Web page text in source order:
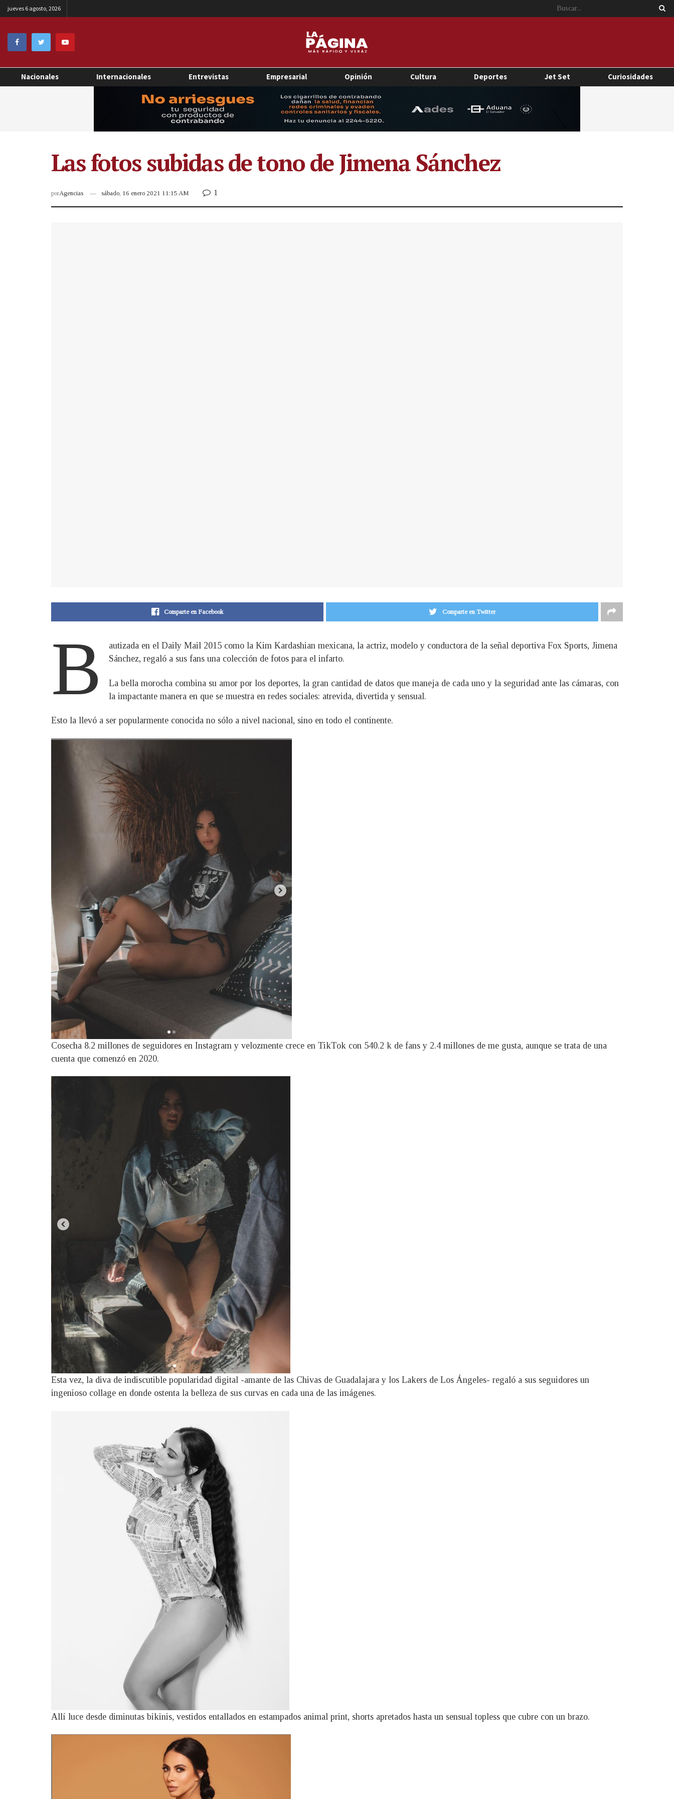
jueves 6 agosto, 2026
Nacionales Internacionales Entrevistas Empresarial Opinión Cultura Deportes Jet Set Curiosidades
Las fotos subidas de tono de Jimena Sánchez
porAgencias sábado, 16 enero 2021 11:15 AM 1
Comparte en Facebook Comparte en Twitter
B
autizada en el Daily Mail 2015 como la Kim Kardashian mexicana, la actriz, modelo y conductora de la señal deportiva Fox Sports, Jimena
Sánchez, regaló a sus fans una colección de fotos para el infarto.
La bella morocha combina su amor por los deportes, la gran cantidad de datos que maneja de cada uno y la seguridad ante las cámaras, con
la impactante manera en que se muestra en redes sociales: atrevida, divertida y sensual.
Esto la llevó a ser popularmente conocida no sólo a nivel nacional, sino en todo el continente.
Cosecha 8.2 millones de seguidores en Instagram y velozmente crece en TikTok con 540.2 k de fans y 2.4 millones de me gusta, aunque se trata de una
cuenta que comenzó en 2020.
Esta vez, la diva de indiscutible popularidad digital -amante de las Chivas de Guadalajara y los Lakers de Los Ángeles- regaló a sus seguidores un
ingenioso collage en donde ostenta la belleza de sus curvas en cada una de las imágenes.
Allí luce desde diminutas bikinis, vestidos entallados en estampados animal print, shorts apretados hasta un sensual topless que cubre con un brazo.